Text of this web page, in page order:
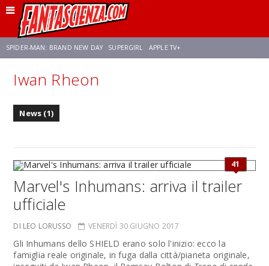
SPIDER-MAN: BRAND NEW DAY SUPERGIRL APPLE TV+
FRANCO RICCIARDIELLO ZENDAYA
Iwan Rheon
News (1)
41
Marvel's Inhumans: arriva il trailer
ufficiale
DI LEO LORUSSO VENERDÌ 30 GIUGNO 2017
Gli Inhumans dello SHIELD erano solo l'inizio: ecco la
famiglia reale originale, in fuga dalla città/pianeta originale,